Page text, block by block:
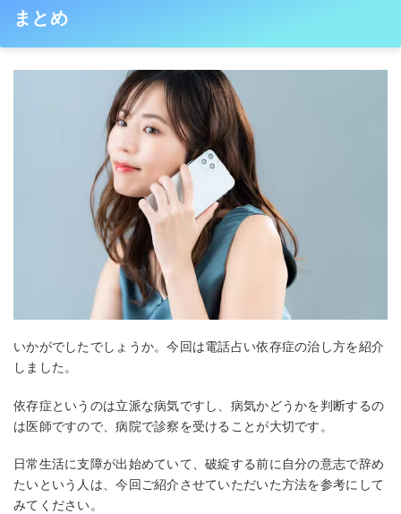
まとめ
いかがでしたでしょうか。今回は電話占い依存症の治し方を紹介
しました。
依存症というのは立派な病気ですし、病気かどうかを判断するの
は医師ですので、病院で診察を受けることが大切です。
日常生活に支障が出始めていて、破綻する前に自分の意志で辞め
たいという人は、今回ご紹介させていただいた方法を参考にして
みてください。